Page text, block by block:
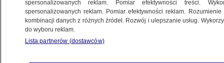
Grad, ulewny deszcz, silny wiatr, a nawet
tornado. Z takimi zjawiskami od kilku dni zmagają
się mieszkańcy Stanów Zjednoczonych.
spersonalizowanych reklam. Pomiar efektywności treści.
spersonalizowanych reklam. Pomiar efektywności reklam.
kombinacji danych z różnych źródeł. Rozwój i ulepszanie usług.
do wyboru reklam.
Lista partnerów (dostawców)